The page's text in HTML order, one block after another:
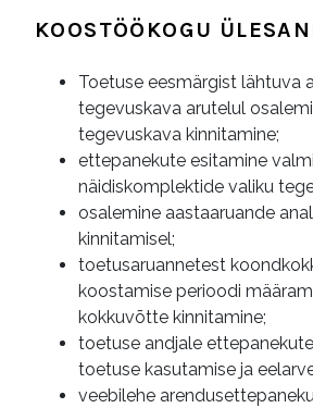
KOOSTÖÖKOGU
Toetuse eesmärgist lähtuva
tegevuskava arutelul
tegevuskava kinnitamine;
ettepanekute esitamine
näidiskomplektide valiku
osalemine aastaaruande
kinnitamisel;
toetusaruannetest
koostamise perioodi
kokkuvõtte kinnitamine;
toetuse andjale
toetuse kasutamise ja
veebilehe